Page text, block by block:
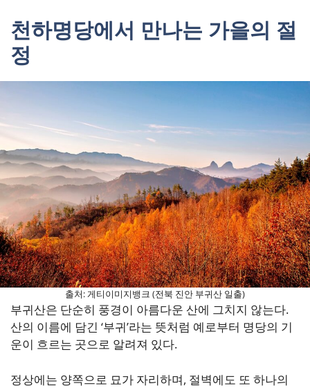
천하명당에서 만나는 가을의 절
정
출처: 게티이미지뱅크 (전북 진안 부귀산 일출)
부귀산은 단순히 풍경이 아름다운 산에 그치지 않는다.
산의 이름에 담긴 ‘부귀’라는 뜻처럼 예로부터 명당의 기
운이 흐르는 곳으로 알려져 있다.
정상에는 양쪽으로 묘가 자리하며, 절벽에도 또 하나의